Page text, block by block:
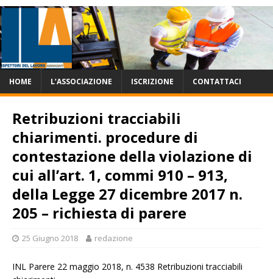
HOME L’ASSOCIAZIONE ISCRIZIONE CONTATTACI
Retribuzioni tracciabili
chiarimenti. procedure di
contestazione della violazione di
cui all’art. 1, commi 910 – 913,
della Legge 27 dicembre 2017 n.
205 – richiesta di parere
25 Giugno 2018 redazione
INL Parere 22 maggio 2018, n. 4538 Retribuzioni tracciabili